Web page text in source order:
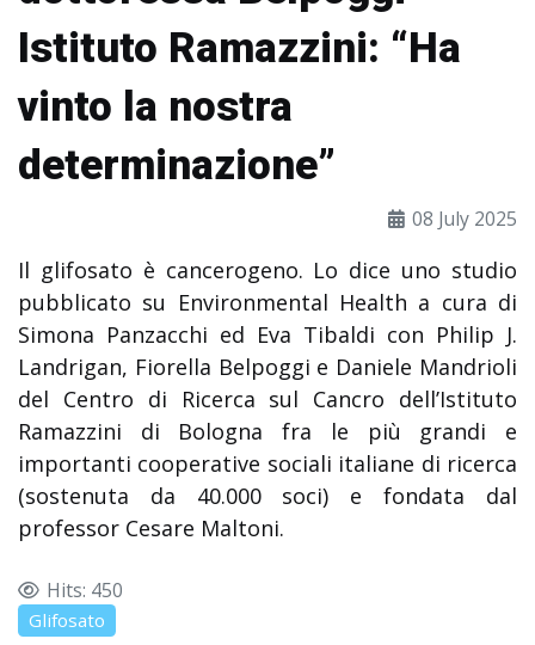
Istituto Ramazzini: “Ha
vinto la nostra
determinazione”
08 July 2025
Il glifosato è cancerogeno. Lo dice uno studio
pubblicato su Environmental Health a cura di
Simona Panzacchi ed Eva Tibaldi con Philip J.
Landrigan, Fiorella Belpoggi e Daniele Mandrioli
del Centro di Ricerca sul Cancro dell’Istituto
Ramazzini di Bologna fra le più grandi e
importanti cooperative sociali italiane di ricerca
(sostenuta da 40.000 soci) e fondata dal
professor Cesare Maltoni.
Hits: 450
Glifosato